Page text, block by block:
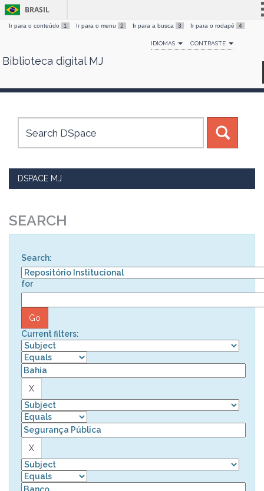
Skip
BRASIL
Simplifique!
Comunica BR
Canais
Ir para o conteúdo 1 Ir para o menu 2 Ir para a busca 3 Ir para o rodapé 4
IDIOMAS CONTRASTE
Biblioteca digital MJ
DSPACE MJ
SEARCH
Search:
for
Current filters: